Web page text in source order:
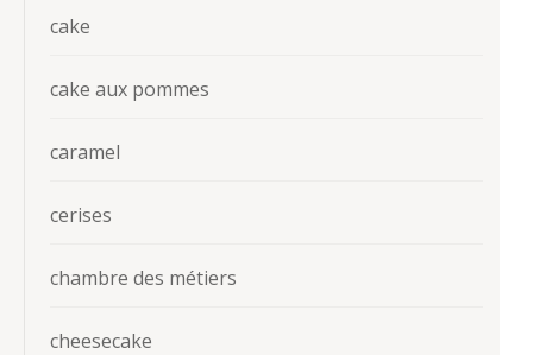
cake
cake aux pommes
caramel
cerises
chambre des métiers
cheesecake